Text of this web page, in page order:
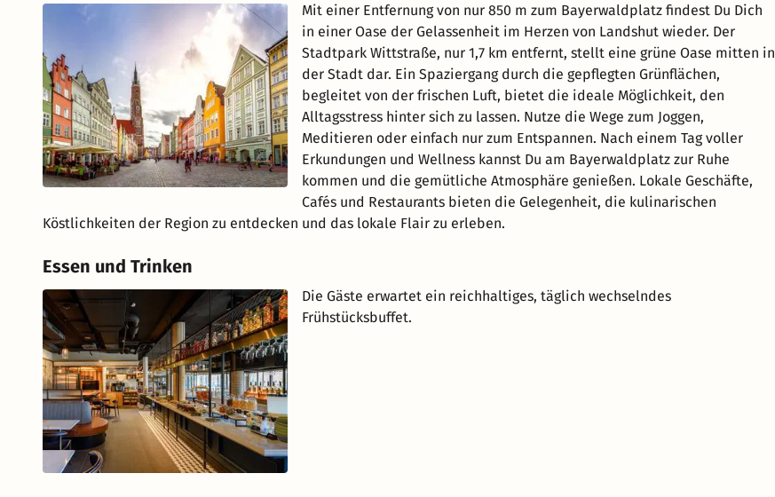
Mit einer Entfernung von nur 850 m zum Bayerwaldplatz findest Du Dich
in einer Oase der Gelassenheit im Herzen von Landshut wieder. Der
Stadtpark Wittstraße, nur 1,7 km entfernt, stellt eine grüne Oase mitten in
der Stadt dar. Ein Spaziergang durch die gepflegten Grünflächen,
begleitet von der frischen Luft, bietet die ideale Möglichkeit, den
Alltagsstress hinter sich zu lassen. Nutze die Wege zum Joggen,
Meditieren oder einfach nur zum Entspannen. Nach einem Tag voller
Erkundungen und Wellness kannst Du am Bayerwaldplatz zur Ruhe
kommen und die gemütliche Atmosphäre genießen. Lokale Geschäfte,
Cafés und Restaurants bieten die Gelegenheit, die kulinarischen
Köstlichkeiten der Region zu entdecken und das lokale Flair zu erleben.
Essen und Trinken
Die Gäste erwartet ein reichhaltiges, täglich wechselndes
Frühstücksbuffet.